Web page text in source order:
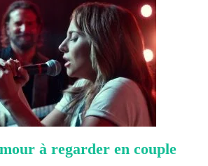
à regarder en couple